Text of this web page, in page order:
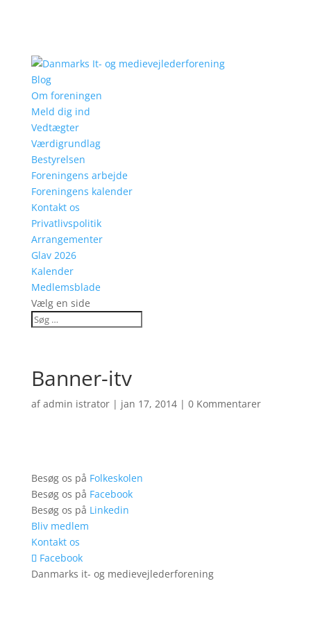
Blog
Om foreningen
Meld dig ind
Vedtægter
Værdigrundlag
Bestyrelsen
Foreningens arbejde
Foreningens kalender
Kontakt os
Privatlivspolitik
Arrangementer
Glav 2026
Kalender
Medlemsblade
Vælg en side
Banner-itv
afadmin istrator| jan 17, 2014| 0 Kommentarer
Besøg os på Folkeskolen
Besøg os på Facebook
Besøg os på Linkedin
Bliv medlem
Kontakt os
Facebook
Danmarks it- og medievejlederforening